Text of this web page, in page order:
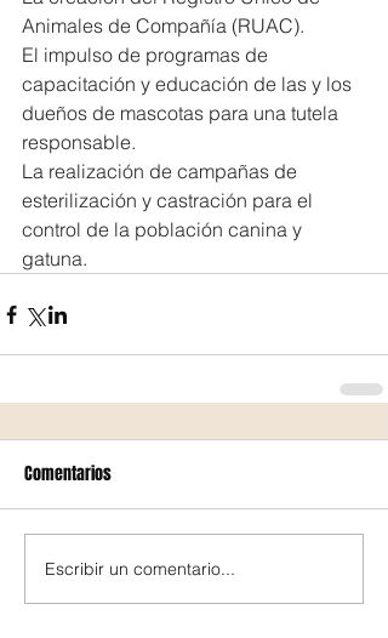
Animales de Compañía (RUAC).
El impulso de programas de
capacitación y educación de las y los
dueños de mascotas para una tutela
responsable.
La realización de campañas de
esterilización y castración para el
control de la población canina y
gatuna.
Comentarios
Escribir un comentario...